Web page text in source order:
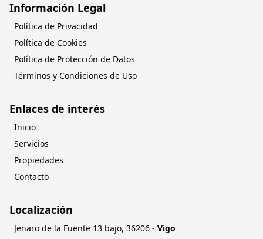
Información Legal
Política de Privacidad
Política de Cookies
Política de Protección de Datos
Términos y Condiciones de Uso
Enlaces de interés
Inicio
Servicios
Propiedades
Contacto
Localización
Jenaro de la Fuente 13 bajo, 36206 - Vigo